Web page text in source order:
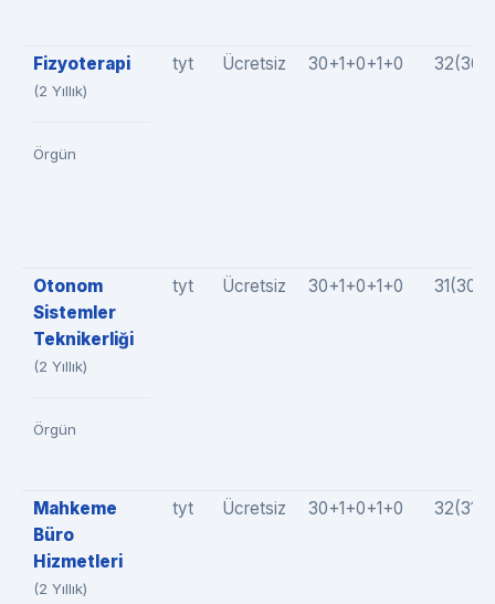
Fizyoterapi
(2 Yıllık)
Örgün
tyt Ücretsiz 30+1+0+1+0
Otonom
Sistemler
Teknikerliği
(2 Yıllık)
Örgün
tyt Ücretsiz 30+1+0+1+0
Mahkeme
Büro
Hizmetleri
(2 Yıllık)
tyt Ücretsiz 30+1+0+1+0